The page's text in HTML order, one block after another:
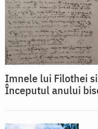
Imnele lui Filothei
Începutul anului